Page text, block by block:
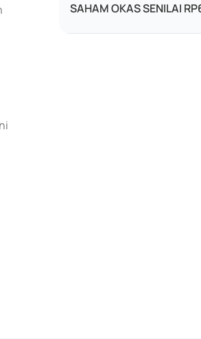
SAHAM OKAS SENILAI